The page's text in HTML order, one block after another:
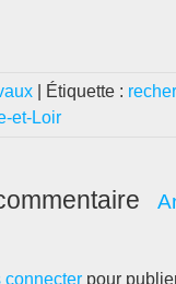
| Étiquette :
et-Loir
connecter pour